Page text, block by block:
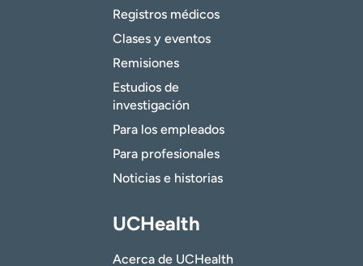
Registros médicos
Clases y eventos
Remisiones
Estudios de
investigación
Para los empleados
Para profesionales
Noticias e historias
UCHealth
Acerca de UCHealth